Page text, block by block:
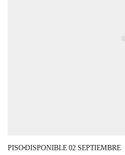
PISO■DISPONIBLE 02 SEPTIEMBRE